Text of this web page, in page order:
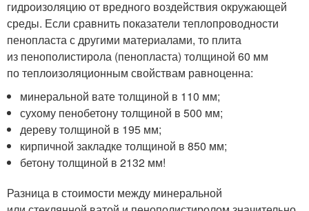
гидроизоляцию от вредного воздействия окружающей
среды. Если сравнить показатели теплопроводности
пенопласта с другими материалами, то плита
из пенополистирола (пенопласта) толщиной 60 мм
по теплоизоляционным свойствам равноценна:
минеральной вате толщиной в 110 мм;
сухому пенобетону толщиной в 500 мм;
дереву толщиной в 195 мм;
кирпичной закладке толщиной в 850 мм;
бетону толщиной в 2132 мм!
Разница в стоимости между минеральной